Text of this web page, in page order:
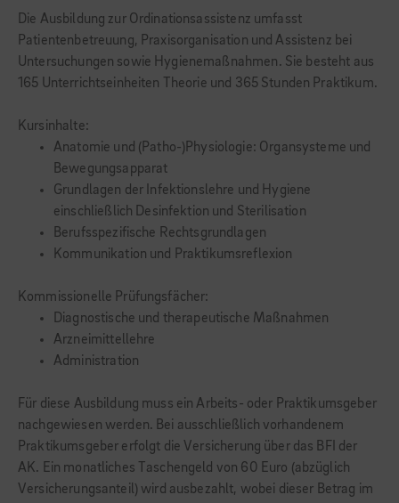
Die Ausbildung zur Ordinationsassistenz umfasst
Patientenbetreuung, Praxisorganisation und Assistenz bei
Untersuchungen sowie Hygienemaßnahmen. Sie besteht aus
165 Unterrichtseinheiten Theorie und 365 Stunden Praktikum.
Kursinhalte:
Anatomie und (Patho-)Physiologie: Organsysteme und
Bewegungsapparat
Grundlagen der Infektionslehre und Hygiene
einschließlich Desinfektion und Sterilisation
Berufsspezifische Rechtsgrundlagen
Kommunikation und Praktikumsreflexion
Kommissionelle Prüfungsfächer:
Diagnostische und therapeutische Maßnahmen
Arzneimittellehre
Administration
Für diese Ausbildung muss ein Arbeits- oder Praktikumsgeber
nachgewiesen werden. Bei ausschließlich vorhandenem
Praktikumsgeber erfolgt die Versicherung über das BFI der
AK. Ein monatliches Taschengeld von 60 Euro (abzüglich
Versicherungsanteil) wird ausbezahlt, wobei dieser Betrag im